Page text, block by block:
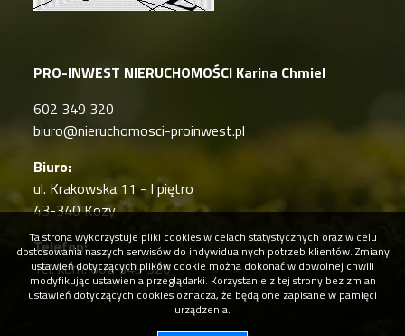
PRO-INWEST NIERUCHOMOŚCI Karina Chmiel
602 349 320
biuro@nieruchomosci-proinwest.pl
Biuro:
ul. Krakowska 11 - I piętro
43-340 Kozy
Telefon:
Tel. kom: 602 349 320
Ta strona wykorzystuje pliki cookies w celach statystycznych oraz w celu
dostosowania naszych serwisów do indywidualnych potrzeb klientów. Zmiany
ustawień dotyczących plików cookie można dokonać w dowolnej chwili
modyfikując ustawienia przeglądarki. Korzystanie z tej strony bez zmian
ustawień dotyczących cookies oznacza, że będą one zapisane w pamięci
urządzenia.